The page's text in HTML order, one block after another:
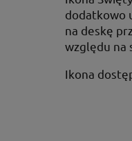
dodatkowo
na deskę
względu na
Ikona